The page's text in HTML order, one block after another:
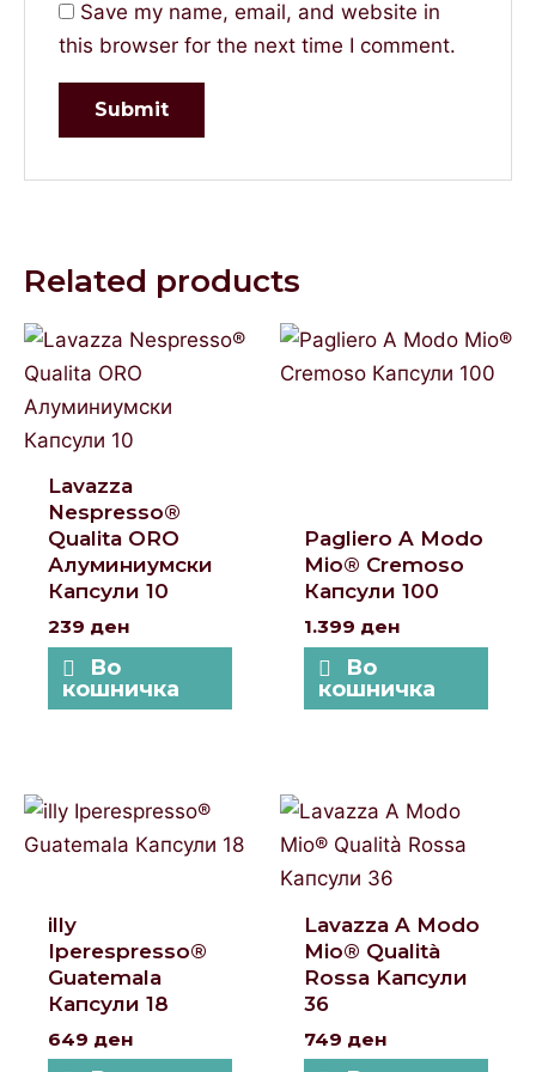
Save my name, email, and website in
this browser for the next time I comment.
Related products
Lavazza
Nespresso®
Qualita ORO
Алуминиумски
Капсули 10
239 ден
Во
кошничка
Pagliero A Modo
Mio® Cremoso
Капсули 100
1.399 ден
Во
кошничка
illy
Iperespresso®
Guatemala
Капсули 18
649 ден
Lavazza A Modo
Mio® Qualità
Rossa Kапсули
36
749 ден